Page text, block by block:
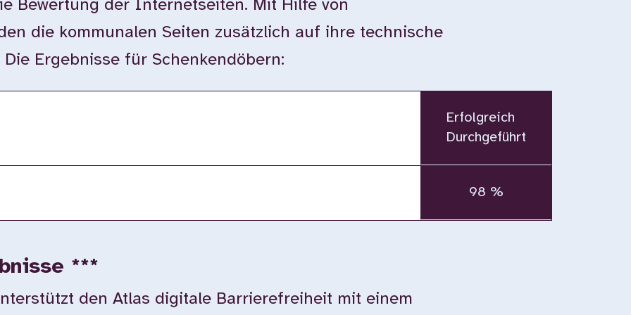
Bewertung der Internetseiten. Mit Hilfe von
die kommunalen Seiten zusätzlich auf ihre technische
Ergebnisse für Schenkendöbern:
Erfolgreich
Durchgeführt
98 %
***
den Atlas digitale Barrierefreiheit mit einem